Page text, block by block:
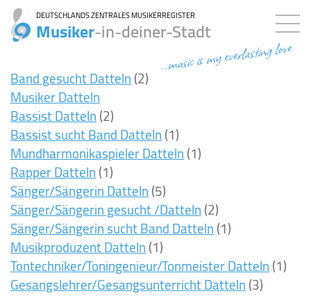
DEUTSCHLANDS ZENTRALES MUSIKERREGISTER
Musiker-in-deiner-Stadt
...music is my everlasting love
Band gesucht Datteln(2)
Musiker Datteln
Bassist Datteln(2)
Bassist sucht Band Datteln(1)
Mundharmonikaspieler Datteln(1)
Rapper Datteln(1)
Sänger/Sängerin Datteln(5)
Sänger/Sängerin gesucht /Datteln(2)
Sänger/Sängerin sucht Band Datteln(1)
Musikproduzent Datteln(1)
Tontechniker/Toningenieur/Tonmeister Datteln(1)
Gesangslehrer/Gesangsunterricht Datteln(3)